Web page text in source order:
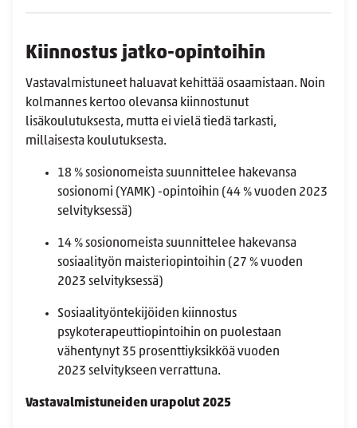
Kiinnostus jatko-opintoihin
Vastavalmistuneet haluavat kehittää osaamistaan. Noin
kolmannes kertoo olevansa kiinnostunut
lisäkoulutuksesta, mutta ei vielä tiedä tarkasti,
millaisesta koulutuksesta.
18 % sosionomeista suunnittelee hakevansa
sosionomi (YAMK) -opintoihin (44 % vuoden 2023
selvityksessä)
14 % sosionomeista suunnittelee hakevansa
sosiaalityön maisteriopintoihin (27 % vuoden
2023 selvityksessä)
Sosiaalityöntekijöiden kiinnostus
psykoterapeuttiopintoihin on puolestaan
vähentynyt 35 prosenttiyksikköä vuoden
2023 selvitykseen verrattuna.
Vastavalmistuneiden urapolut 2025